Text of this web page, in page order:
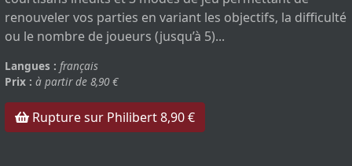
renouveler vos parties en variant les objectifs, la difficulté
ou le nombre de joueurs (jusqu’à 5)...
Langues : français
Prix : à partir de 8,90 €
Rupture sur Philibert 8,90 €